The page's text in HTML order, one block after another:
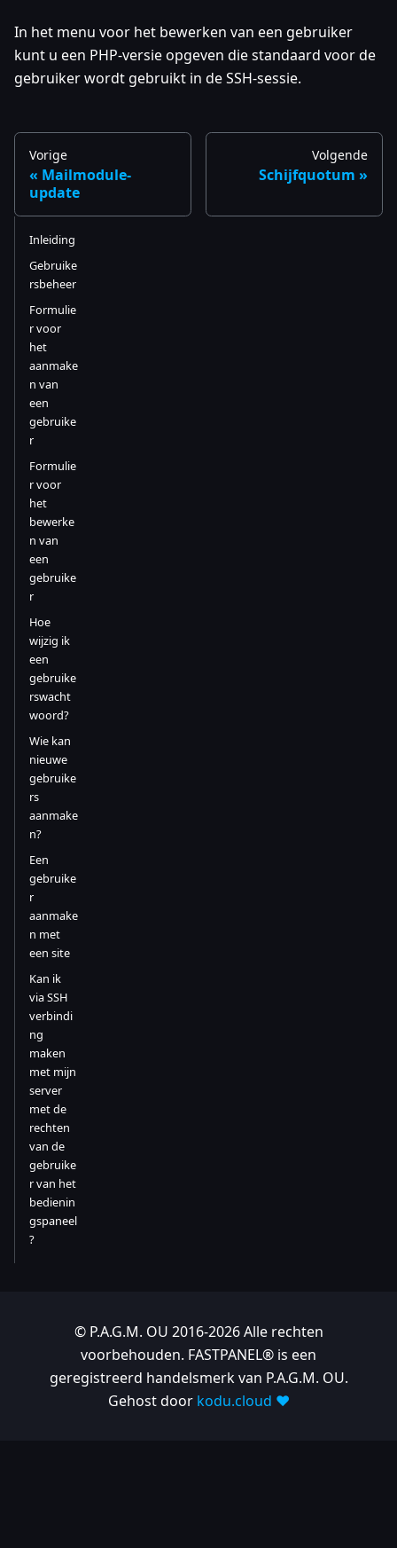
In het menu voor het bewerken van een gebruiker
kunt u een PHP-versie opgeven die standaard voor de
gebruiker wordt gebruikt in de SSH-sessie.
Vorige
Mailmodule-
update
Volgende
Schijfquotum
Inleiding
Gebruike
rsbeheer
Formulie
r voor
het
aanmake
n van
een
gebruike
r
Formulie
r voor
het
bewerke
n van
een
gebruike
r
Hoe
wijzig ik
een
gebruike
rswacht
woord?
Wie kan
nieuwe
gebruike
rs
aanmake
n?
Een
gebruike
r
aanmake
n met
een site
Kan ik
via SSH
verbindi
ng
maken
met mijn
server
met de
rechten
van de
gebruike
r van het
bedienin
gspaneel
?
© P.A.G.M. OU 2016-2026 Alle rechten
voorbehouden. FASTPANEL® is een
geregistreerd handelsmerk van P.A.G.M. OU.
Gehost door kodu.cloud ❤️